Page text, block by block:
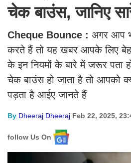
चेक बाउंस, जानिए
Cheque Bounce : अगर आप
करते हैं तो यह खबर आपके लिए
के इन नियमों के बारे में जरूर पता
चेक बाउंस हो जाता है तो आपको
पड़ता है आईए जानते हैं
By Dheeraj Dheeraj Feb 22, 2025,
follow Us On